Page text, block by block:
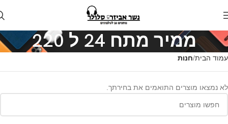
ממיר מתח 24 ל 220
עמוד הבית חנות
לא נמצאו מוצרים התואמים את בחירתך.